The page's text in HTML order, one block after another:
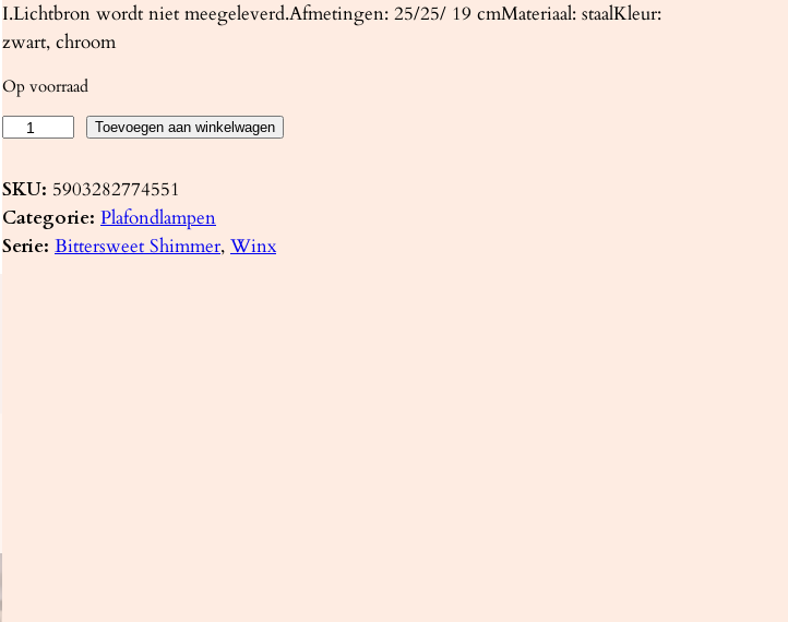
I.Lichtbron wordt niet meegeleverd.Afmetingen: 25/25/ 19 cmMateriaal: staalKleur:
zwart, chroom
Op voorraad
a
f
o
4
w
Toevoegen aan winkelwagen
SKU: 5903282774551
Categorie: Plafondlampen
Serie: Bittersweet Shimmer, Winx